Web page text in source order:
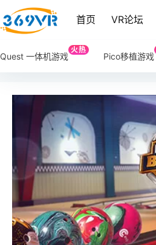
首页 VR论坛
Quest 一体机游戏
火热
Pico移植游戏